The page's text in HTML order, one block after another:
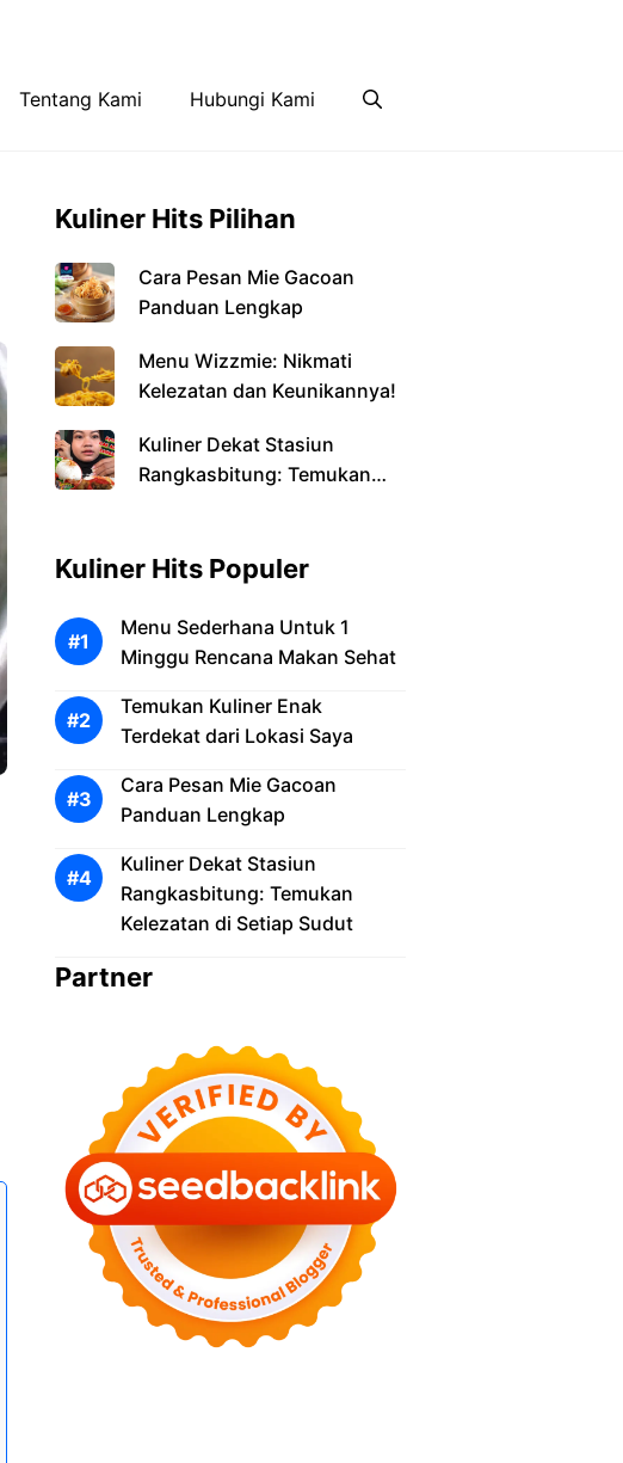
Tentang Kami Hubungi Kami
Kuliner Hits Pilihan
Cara Pesan Mie Gacoan
Panduan Lengkap
Menu Wizzmie: Nikmati
Kelezatan dan Keunikannya!
Kuliner Dekat Stasiun
Rangkasbitung: Temukan
Kuliner Hits Populer
Menu Sederhana Untuk 1
Minggu Rencana Makan Sehat
Temukan Kuliner Enak
Terdekat dari Lokasi Saya
Cara Pesan Mie Gacoan
Panduan Lengkap
Kuliner Dekat Stasiun
Rangkasbitung: Temukan
Kelezatan di Setiap Sudut
Partner